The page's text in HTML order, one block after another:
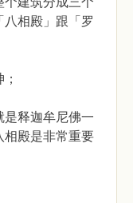
相殿」跟「罗
是释迦牟尼佛一
相殿是非常重要